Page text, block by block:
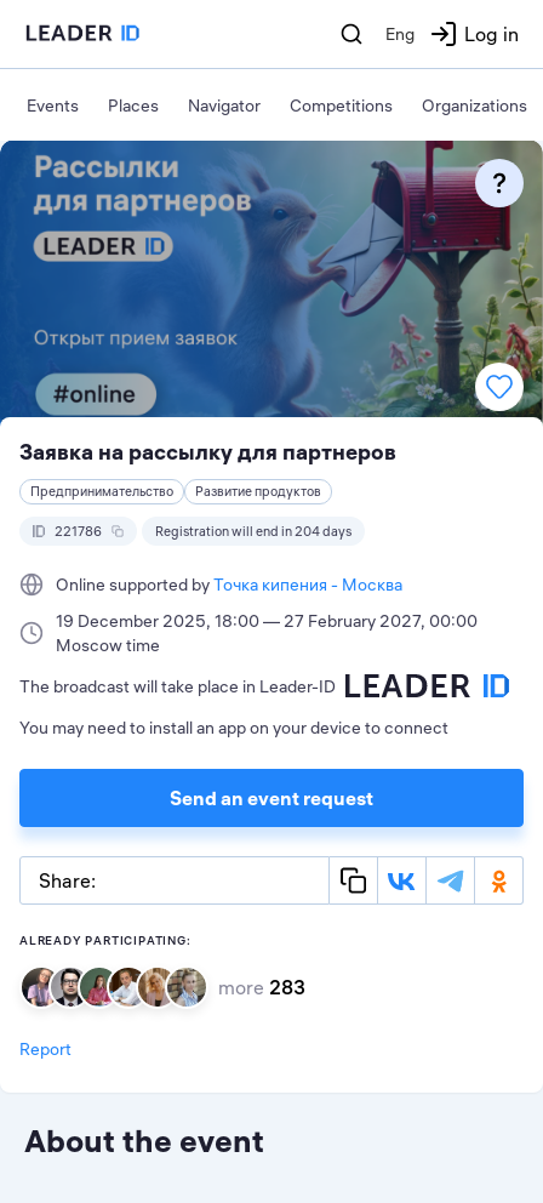
Eng Log in
Events Places Navigator Competitions Organizations
Заявка на рассылку для партнеров
Предпринимательство Развитие продуктов
221786 Registration will end in 204 days
Online supported byТочка кипения - Москва
19 December 2025, 18:00 — 27 February 2027, 00:00
Moscow time
The broadcast will take place in Leader-ID
You may need to install an app on your device to connect
Send an event request
Share:
ALREADY PARTICIPATING:
more 283
Report
About the event